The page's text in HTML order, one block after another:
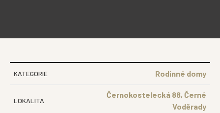
KATEGORIE Rodinné domy
LOKALITA
Černokostelecká 88, Černé
Voděrady